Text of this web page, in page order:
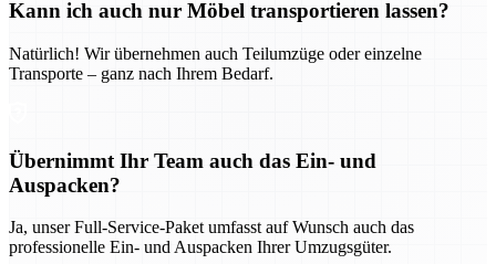
Kann ich auch nur Möbel transportieren lassen?
Natürlich! Wir übernehmen auch Teilumzüge oder einzelne
Transporte – ganz nach Ihrem Bedarf.
Übernimmt Ihr Team auch das Ein- und
Auspacken?
Ja, unser Full-Service-Paket umfasst auf Wunsch auch das
professionelle Ein- und Auspacken Ihrer Umzugsgüter.